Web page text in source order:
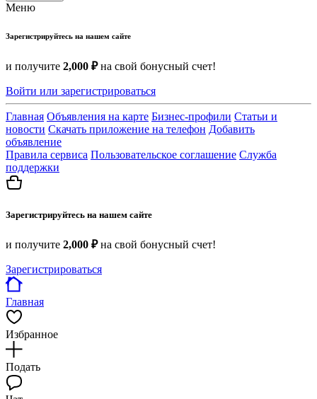
Меню
Зарегистрируйтесь на нашем сайте
и получите 2,000 ₽на свой бонусный счет!
Войти или зарегистрироваться
Главная Объявления на карте Бизнес-профили Статьи и
новости Скачать приложение на телефон Добавить
объявление
Правила сервиса Пользовательское соглашение Служба
поддержки
Зарегистрируйтесь на нашем сайте
и получите 2,000 ₽на свой бонусный счет!
Зарегистрироваться
Главная
Избранное
Подать